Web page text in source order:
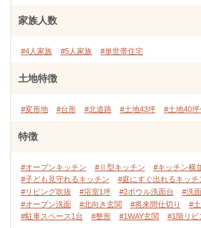
家族人数
#4人家族 #5人家族 #単世帯住宅
土地特徴
#変形地 #台形 #北道路 #土地43坪 #土地40
特徴
#オープンキッチン #Ⅱ型キッチン
#キッチン横
#子ども見守れるキッチン
#庭にすぐ出れるキッチ
#リビング吹抜
#浴室1坪 #2ボウル洗面台
#洗
#オープン洗面
#北向き玄関 #将来間仕切り #
#駐車スペース1台
#整形 #1WAY玄関 #1階リビ